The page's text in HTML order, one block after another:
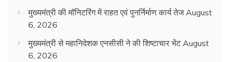
मुख्यमंत्री की मॉनिटरिंग में राहत एवं पुनर्निर्माण कार्य तेज August
6, 2026
मुख्यमंत्री से महानिदेशक एनसीसी ने की शिष्टाचार भेंट August
6, 2026